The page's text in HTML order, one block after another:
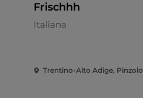
Frischhh
Italiana
Trentino-Alto Adige, Pinzolo